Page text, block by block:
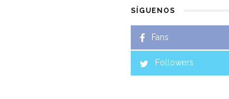
SÍGUENOS
Fans
Followers